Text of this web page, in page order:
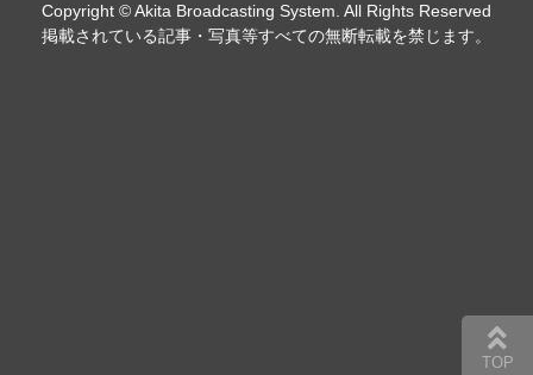
Copyright © Akita Broadcasting System. All Rights Reserved
掲載されている記事・写真等すべての無断転載を禁じます。